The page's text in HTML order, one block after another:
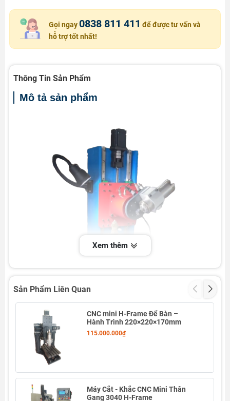
Gọi ngay 0838 811 411 để được tư vấn và
hỗ trợ tốt nhất!
Thông Tin Sản Phẩm
Mô tả sản phẩm
Máy CNC Miniđầu xoay 5 trục kiểu cột (Column Type)
được thiết kế chuyên biệt cho gia công chi tiết phức tạp 3D,
khuôn mẫu cong và sản phẩm cần độ chính xác cao. Với kết
Xem thêm
Sản Phẩm Liên Quan
CNC mini H-Frame Để Bàn –
Hành Trình 220×220×170mm
115.000.000₫
Máy Cắt - Khắc CNC Mini Thân
Gang 3040 H-Frame